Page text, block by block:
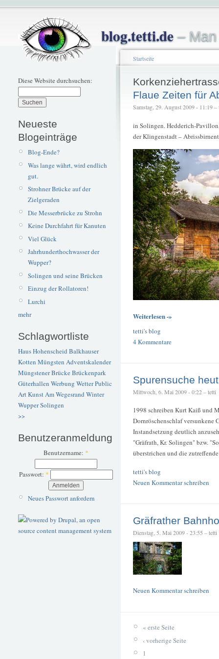
blog.tetti.de– Man
Diese Website durchsuchen:
Neueste
Blogeinträge
Blog-Ende?
Was lange währt, wird endlich
gut.
Strohner Brücke auf der
Zielgeraden
Die Messerbrücke zu Strohn
Keine Durchfahrt für Kanuten
Viel Glück
Jahrhunderthochwasser der
Wupper?
Solingen und seine Brücken
Einzug der Rollatoren!
Lurchi
mehr
Schlagwortliste
Haus Hohenscheid Balkhauser
Kotten Müngsten Adventskalender
Müngstener BrückeBrückenpark
Güterhallen Werbung WetterPublic
ArtKunstAm Wegesrand Winter
WupperSolingen
>>
Benutzeranmeldung
Benutzername: *
Passwort: *
Neues Passwort anfordern
Startseite
Flaue Zeiten für
Samstag, 29. August 2009 - 11:19 –
in Solingen. Hedderich-
der Klingenstadt –
Weiterlesen -»
tetti's blog
4 Kommentare
Spurensuche
Mittwoch, 6. Mai 2009 - 0:22 – tetti
1998 schreiben Kurt Kaiß und
Dornröschenschlaf versunkene
Instandsetzung deutlich
"Gräfrath, Kr. Solingen" bzw.
überstrichen und die
tetti's blog
Neuen Kommentar schreiben
Gräfrather
Dienstag, 5. Mai 2009 - 23:55 – tetti
Neuen Kommentar schreiben
« erste Seite
‹ vorherige Seite
1